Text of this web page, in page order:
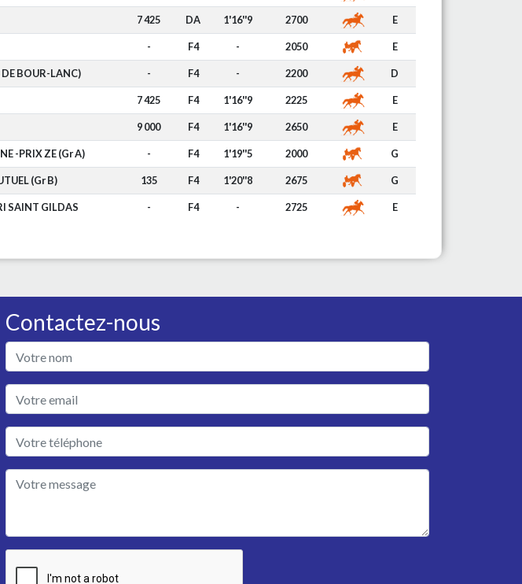
7 425 DA 1'16''9 2700 E
- F4 - 2050 E
DE BOUR-LANC) - F4 - 2200 D
7 425 F4 1'16''9 2225 E
9 000 F4 1'16''9 2650 E
-PRIX ZE (Gr A) - F4 1'19''5 2000 G
(Gr B) 135 F4 1'20''8 2675 G
SAINT GILDAS - F4 - 2725 E
Contactez-nous